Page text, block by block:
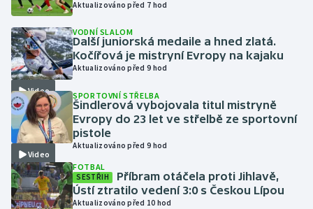
Krasobruslení
Lezení
Lyže a snowboard
Moderní pětiboj
Motorsport
Olympijské hry
Aktualizováno před 7 hod
Video
VODNÍ SLALOM
Další juniorská medaile a hned zlatá.
Kočířová je mistryní Evropy na kajaku
Aktualizováno před 9 hod
Video
SPORTOVNÍ STŘELBA
Šindlerová vybojovala titul mistryně
Evropy do 23 let ve střelbě ze sportovní
pistole
Aktualizováno před 9 hod
FOTBAL
SESTŘIH
Příbram otáčela proti Jihlavě,
Ústí ztratilo vedení 3:0 s Českou Lípou
Aktualizováno před 10 hod